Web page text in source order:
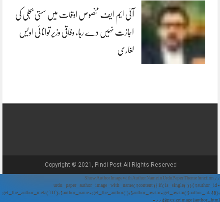
آئی ایم ایف مخصوص اوقات میں سستی بجلی کی
اجازت نہیں دے رہا، وفاقی وزیر توانائی اویس
لغاری
Copyright © 2021, Pindi Post All Rights Reserved.
// Show Author Image with Author Name in UrduPaper Theme function
urdu_paper_author_image_with_name($content) { if (is_single()) { $author_id =
get_the_author_meta('ID'); $author_name = get_the_author(); $author_avatar = get_avatar($author_id, 48);
// 48px size image $author_html = '